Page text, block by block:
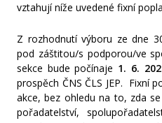
vztahují níže uvedené fixní
Z rozhodnutí výboru ze dne
pod záštitou/s podporou/ve
sekce bude počínaje 1. 6.
prospěch ČNS ČLS JEP. Fixní
akce, bez ohledu na to, zda
pořadatelství,